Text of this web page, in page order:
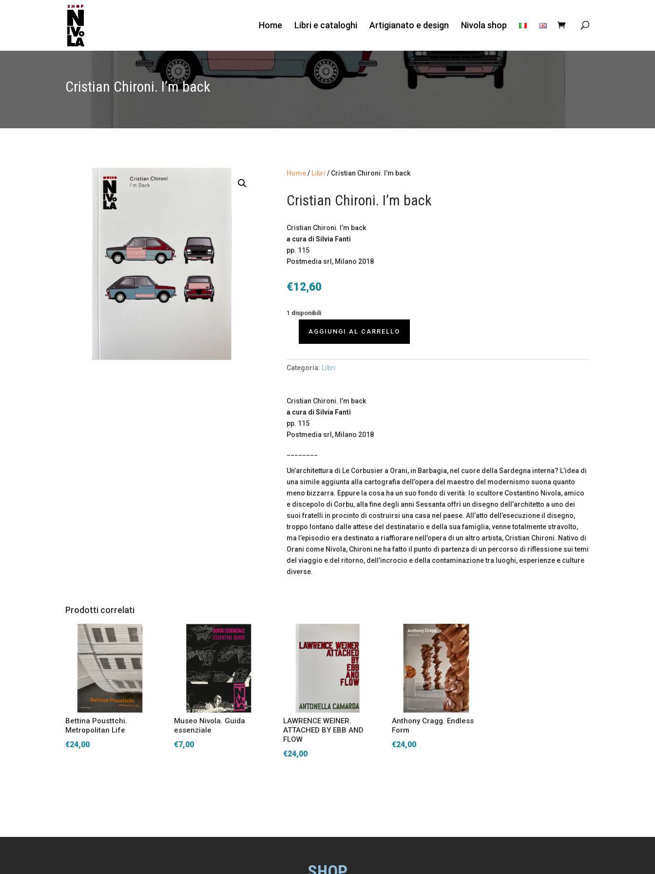
Home Libri e cataloghi Artigianato e design Nivola shop
Cristian Chironi. I’m back
Home/ Libri / Cristian Chironi. I’m back
Cristian Chironi. I’m back
Cristian Chironi. I’m back
a cura di Silvia Fanti
pp. 115
Postmedia srl, Milano 2018
€12,60
1 disponibili
I'm
back
AGGIUNGI AL CARRELLO
Categoria: Libri
Cristian Chironi. I’m back
a cura di Silvia Fanti
pp. 115
Postmedia srl, Milano 2018
________
Un’architettura di Le Corbusier a Orani, in Barbagia, nel cuore della Sardegna interna? L’idea di
una simile aggiunta alla cartografia dell’opera del maestro del modernismo suona quanto
meno bizzarra. Eppure la cosa ha un suo fondo di verità: lo scultore Costantino Nivola, amico
e discepolo di Corbu, alla fine degli anni Sessanta offrì un disegno dell’architetto a uno dei
suoi fratelli in procinto di costruirsi una casa nel paese. All’atto dell’esecuzione il disegno,
troppo lontano dalle attese del destinatario e della sua famiglia, venne totalmente stravolto,
ma l’episodio era destinato a riaffiorare nell’opera di un altro artista, Cristian Chironi. Nativo di
Orani come Nivola, Chironi ne ha fatto il punto di partenza di un percorso di riflessione sui temi
del viaggio e del ritorno, dell’incrocio e della contaminazione tra luoghi, esperienze e culture
diverse.
Prodotti correlati
Bettina Pousttchi.
Metropolitan Life
€24,00
Museo Nivola. Guida
essenziale
€7,00
LAWRENCE WEINER.
ATTACHED BY EBB AND
FLOW
€24,00
Anthony Cragg. Endless
Form
€24,00